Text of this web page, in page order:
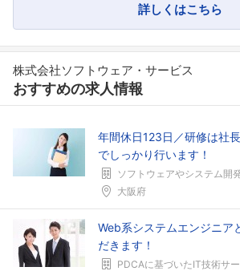
詳しくはこちら
株式会社ソフトウェア・サービス
おすすめの求人情報
年間休日123日／研修は社
でしっかり行います！
ソフトウェアやシステム開発および関連する
大阪府
Web系システムエンジニア
だきます！
PDCAに基づいたIT技術サービスを提供